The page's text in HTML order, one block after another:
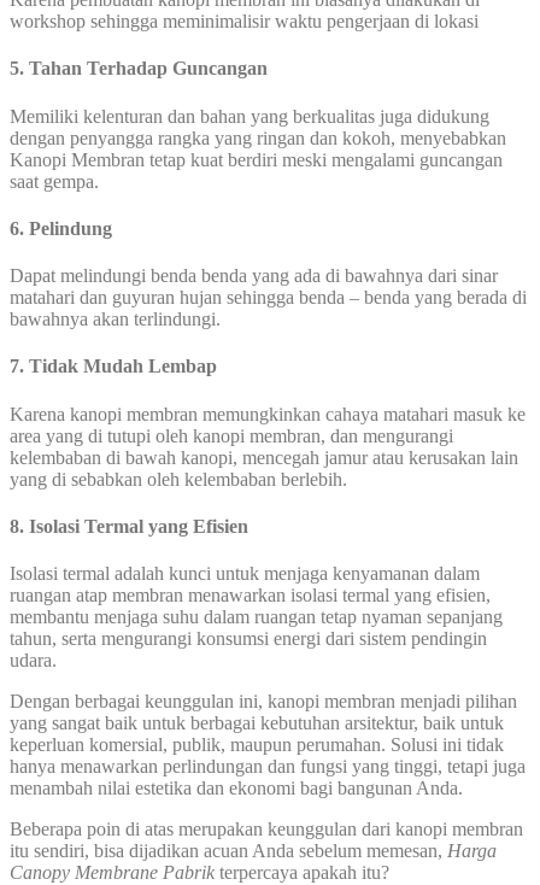
workshop sehingga meminimalisir waktu pengerjaan di lokasi
5. Tahan Terhadap Guncangan
Memiliki kelenturan dan bahan yang berkualitas juga didukung
dengan penyangga rangka yang ringan dan kokoh, menyebabkan
Kanopi Membran tetap kuat berdiri meski mengalami guncangan
saat gempa.
6. Pelindung
Dapat melindungi benda benda yang ada di bawahnya dari sinar
matahari dan guyuran hujan sehingga benda – benda yang berada di
bawahnya akan terlindungi.
7. Tidak Mudah Lembap
Karena kanopi membran memungkinkan cahaya matahari masuk ke
area yang di tutupi oleh kanopi membran, dan mengurangi
kelembaban di bawah kanopi, mencegah jamur atau kerusakan lain
yang di sebabkan oleh kelembaban berlebih.
8. Isolasi Termal yang Efisien
Isolasi termal adalah kunci untuk menjaga kenyamanan dalam
ruangan atap membran menawarkan isolasi termal yang efisien,
membantu menjaga suhu dalam ruangan tetap nyaman sepanjang
tahun, serta mengurangi konsumsi energi dari sistem pendingin
udara.
Dengan berbagai keunggulan ini, kanopi membran menjadi pilihan
yang sangat baik untuk berbagai kebutuhan arsitektur, baik untuk
keperluan komersial, publik, maupun perumahan. Solusi ini tidak
hanya menawarkan perlindungan dan fungsi yang tinggi, tetapi juga
menambah nilai estetika dan ekonomi bagi bangunan Anda.
Beberapa poin di atas merupakan keunggulan dari kanopi membran
itu sendiri, bisa dijadikan acuan Anda sebelum memesan, Harga
Canopy Membrane Pabrik terpercaya apakah itu?